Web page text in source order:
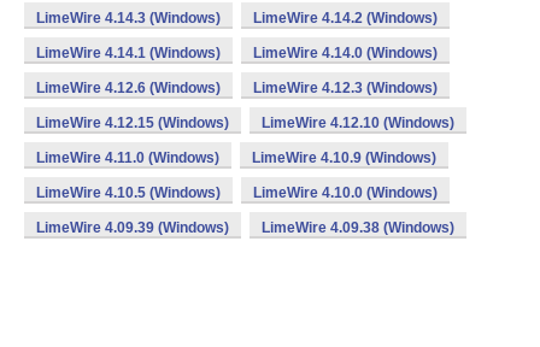
LimeWire 4.14.3 (Windows) LimeWire 4.14.2 (Windows)
LimeWire 4.14.1 (Windows) LimeWire 4.14.0 (Windows)
LimeWire 4.12.6 (Windows) LimeWire 4.12.3 (Windows)
LimeWire 4.12.15 (Windows) LimeWire 4.12.10 (Windows)
LimeWire 4.11.0 (Windows) LimeWire 4.10.9 (Windows)
LimeWire 4.10.5 (Windows) LimeWire 4.10.0 (Windows)
LimeWire 4.09.39 (Windows) LimeWire 4.09.38 (Windows)